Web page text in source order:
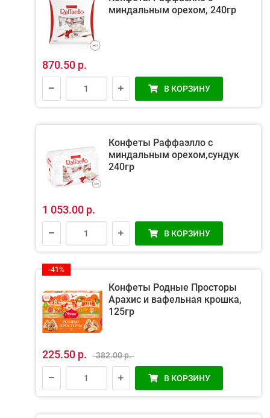
миндальным орехом, 240гр
870.50 р.
В КОРЗИНУ
Конфеты Раффаэлло с
миндальным орехом,сундук
240гр
1 053.00 р.
В КОРЗИНУ
-41%
Конфеты Родные Просторы
Арахис и вафельная крошка,
125гр
225.50 р. 382.00 р.
В КОРЗИНУ